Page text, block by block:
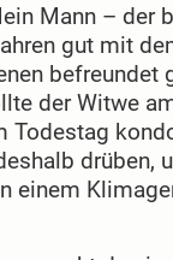
Mann – der
gut mit
befreundet
der Witwe
Todestag
drüben,
einem